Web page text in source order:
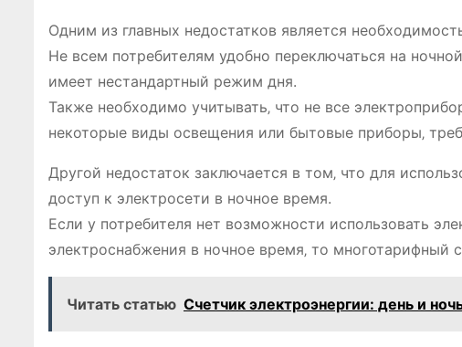
Одним из главных недостатков является
Не всем потребителям удобно переключаться на
имеет нестандартный режим дня.
Также необходимо учитывать‚ что не все
некоторые виды освещения или бытовые приборы‚
Другой недостаток заключается в том‚ что для
доступ к электросети в ночное время.
Если у потребителя нет возможности использовать
электроснабжения в ночное время‚ то многотарифный
Читать статью Счетчик электроэнергии: день и